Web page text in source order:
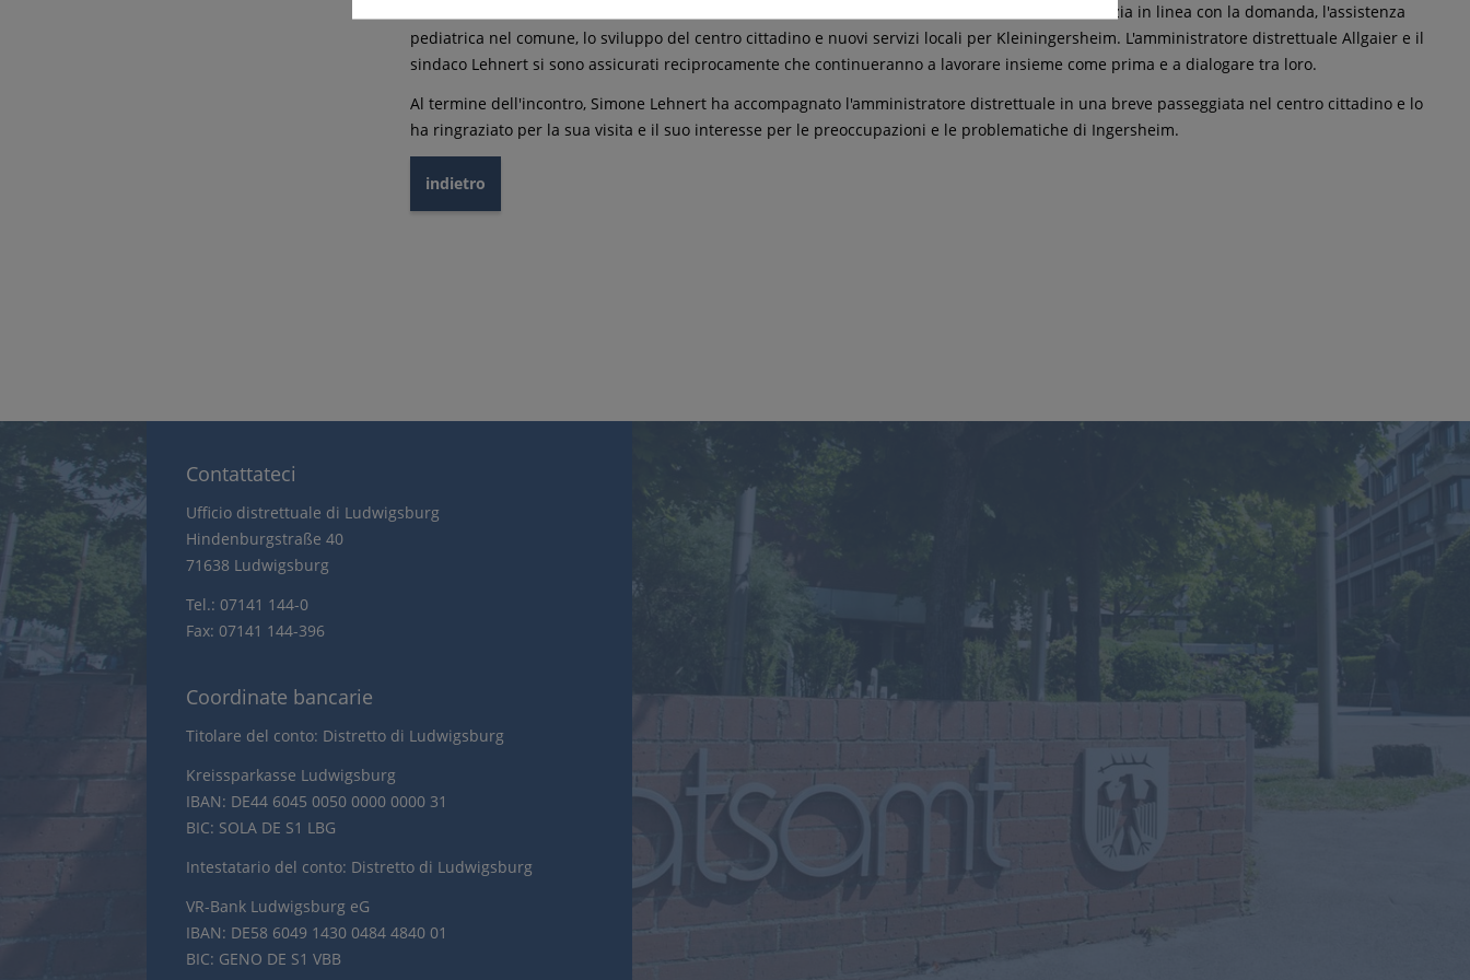
Sono state affrontate anche molte sfide, come l'offerta affidabile di servizi di assistenza all'infanzia in linea con la domanda, l'assistenza
pediatrica nel comune, lo sviluppo del centro cittadino e nuovi servizi locali per Kleiningersheim. L'amministratore distrettuale Allgaier e il
sindaco Lehnert si sono assicurati reciprocamente che continueranno a lavorare insieme come prima e a dialogare tra loro.
Al termine dell'incontro, Simone Lehnert ha accompagnato l'amministratore distrettuale in una breve passeggiata nel centro cittadino e lo
ha ringraziato per la sua visita e il suo interesse per le preoccupazioni e le problematiche di Ingersheim.
indietro
Contattateci
Ufficio distrettuale di Ludwigsburg
Hindenburgstraße 40
71638 Ludwigsburg
Tel.: 07141 144-0
Fax: 07141 144-396
Coordinate bancarie
Titolare del conto: Distretto di Ludwigsburg
Kreissparkasse Ludwigsburg
IBAN: DE44 6045 0050 0000 0000 31
BIC: SOLA DE S1 LBG
Intestatario del conto: Distretto di Ludwigsburg
VR-Bank Ludwigsburg eG
IBAN: DE58 6049 1430 0484 4840 01
BIC: GENO DE S1 VBB